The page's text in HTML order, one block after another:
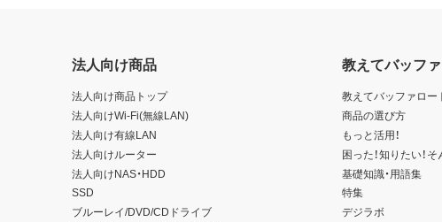
法人向け商品
法人向け商品トップ
法人向けWi-Fi(無線LAN)
法人向け有線LAN
法人向けルーター
法人向けNAS・HDD
SSD
ブルーレイ/DVD/CDドライブ
教えてバッフ
教えてバッファロー
商品の選び方
もっと活用！
困った！知りたい！
基礎知識・用語集
特集
デジラボ